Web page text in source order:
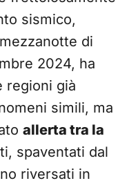
sismico,
di
2024, ha
regioni già
simili, ma
allerta tra la
spaventati dal
riversati in